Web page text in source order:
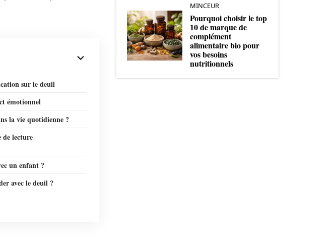
sur le deuil
émotionnel
la vie quotidienne ?
de lecture
un enfant ?
avec le deuil ?
MINCEUR
Pourquoi choisir le top
10 de marque de
complément
alimentaire bio pour
vos besoins
nutritionnels